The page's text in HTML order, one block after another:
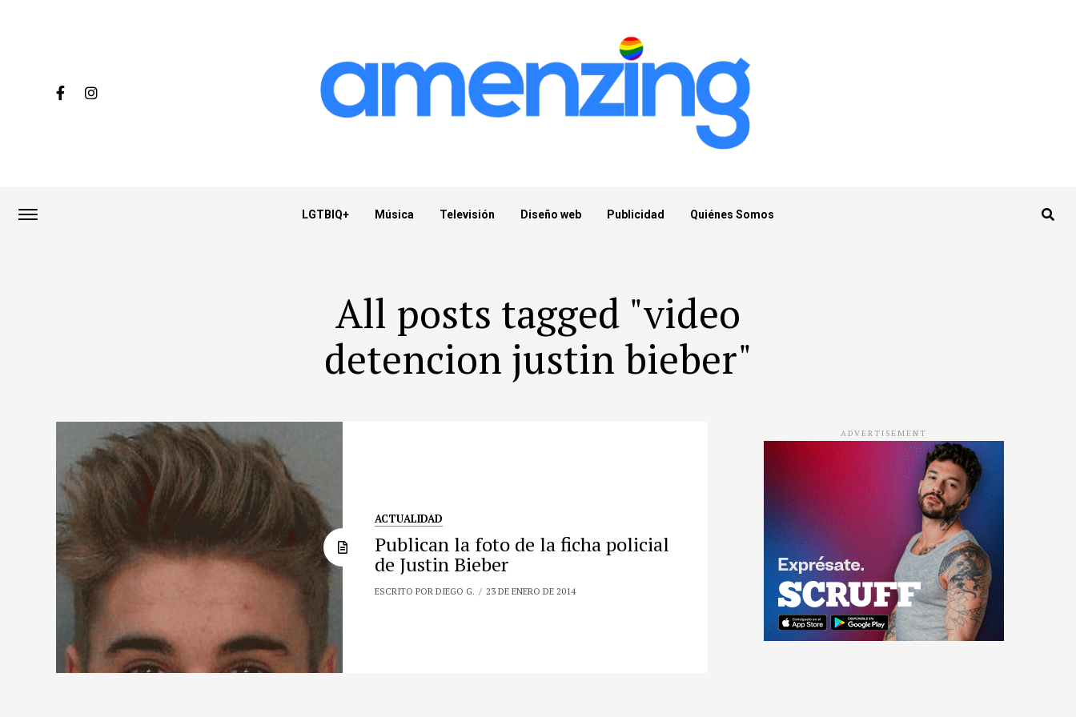
LGTBIQ+ Música Televisión Diseño web Publicidad Quiénes Somos
All posts tagged "video
detencion justin bieber"
ACTUALIDAD
Publican la foto de la ficha policial
de Justin Bieber
ESCRITO POR DIEGO G. 23 DE ENERO DE 2014
ADVERTISEMENT